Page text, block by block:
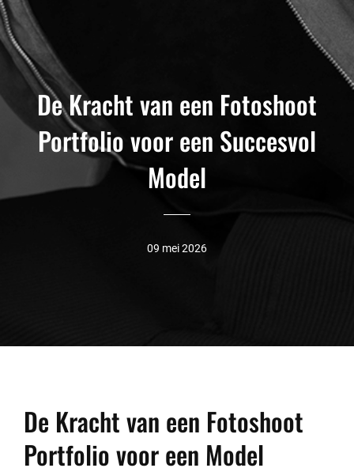
De Kracht van een Fotoshoot
Portfolio voor een Succesvol
Model
09 mei 2026
De Kracht van een Fotoshoot
Portfolio voor een Model